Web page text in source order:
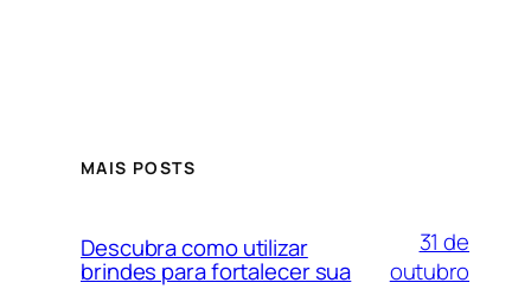
MAIS POSTS
Descubra como utilizar
brindes para fortalecer sua
31 de
outubro